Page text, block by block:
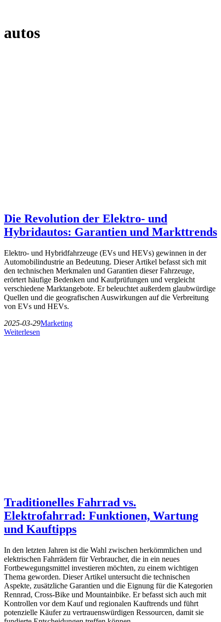
autos
Die Revolution der Elektro- und
Hybridautos: Garantien und Markttrends
Elektro- und Hybridfahrzeuge (EVs und HEVs) gewinnen in der
Automobilindustrie an Bedeutung. Dieser Artikel befasst sich mit
den technischen Merkmalen und Garantien dieser Fahrzeuge,
erörtert häufige Bedenken und Kaufprüfungen und vergleicht
verschiedene Marktangebote. Er beleuchtet außerdem glaubwürdige
Quellen und die geografischen Auswirkungen auf die Verbreitung
von EVs und HEVs.
2025-03-29Marketing
Weiterlesen
Traditionelles Fahrrad vs.
Elektrofahrrad: Funktionen, Wartung
und Kauftipps
In den letzten Jahren ist die Wahl zwischen herkömmlichen und
elektrischen Fahrrädern für Verbraucher, die in ein neues
Fortbewegungsmittel investieren möchten, zu einem wichtigen
Thema geworden. Dieser Artikel untersucht die technischen
Aspekte, zusätzliche Garantien und die Eignung für die Kategorien
Rennrad, Cross-Bike und Mountainbike. Er befasst sich auch mit
Kontrollen vor dem Kauf und regionalen Kauftrends und führt
potenzielle Käufer zu vertrauenswürdigen Ressourcen, damit sie